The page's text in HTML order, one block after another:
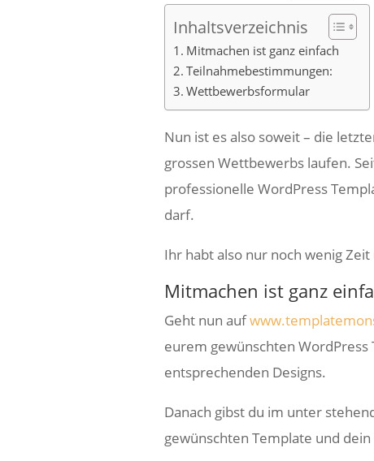
Inhaltsverzeichnis
Mitmachen ist ganz einfach
Teilnahmebestimmungen:
Wettbewerbsformular
Nun ist es also soweit – die
grossen Wettbewerbs laufen.
professionelle WordPress
darf.
Ihr habt also nur noch wenig
Mitmachen ist ganz
Geht nun auf
eurem gewünschten
entsprechenden Designs.
Danach gibst du im unter
gewünschten Template und